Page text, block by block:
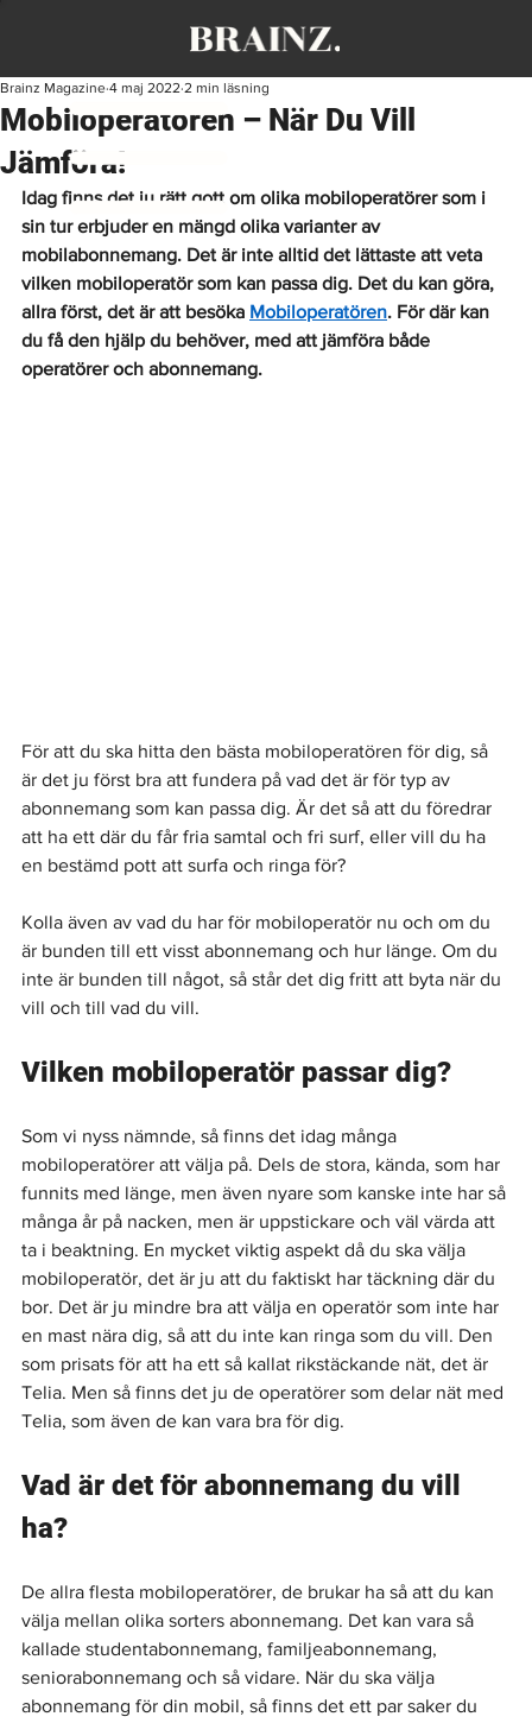
Mobiloperatören – När Du Vill
Jämföra!
Brainz Magazine 4 maj 2022 2 min läsning
Idag finns det ju rätt gott om olika mobiloperatörer som i
sin tur erbjuder en mängd olika varianter av
mobilabonnemang. Det är inte alltid det lättaste att veta
vilken mobiloperatör som kan passa dig. Det du kan göra,
allra först, det är att besöka Mobiloperatören. För där kan
du få den hjälp du behöver, med att jämföra både
operatörer och abonnemang.
För att du ska hitta den bästa mobiloperatören för dig, så
är det ju först bra att fundera på vad det är för typ av
abonnemang som kan passa dig. Är det så att du föredrar
att ha ett där du får fria samtal och fri surf, eller vill du ha
en bestämd pott att surfa och ringa för?
Kolla även av vad du har för mobiloperatör nu och om du
är bunden till ett visst abonnemang och hur länge. Om du
inte är bunden till något, så står det dig fritt att byta när du
vill och till vad du vill.
Vilken mobiloperatör passar dig?
Som vi nyss nämnde, så finns det idag många
mobiloperatörer att välja på. Dels de stora, kända, som har
funnits med länge, men även nyare som kanske inte har så
många år på nacken, men är uppstickare och väl värda att
ta i beaktning. En mycket viktig aspekt då du ska välja
mobiloperatör, det är ju att du faktiskt har täckning där du
bor. Det är ju mindre bra att välja en operatör som inte har
en mast nära dig, så att du inte kan ringa som du vill. Den
som prisats för att ha ett så kallat rikstäckande nät, det är
Telia. Men så finns det ju de operatörer som delar nät med
Telia, som även de kan vara bra för dig.
Vad är det för abonnemang du vill
ha?
De allra flesta mobiloperatörer, de brukar ha så att du kan
välja mellan olika sorters abonnemang. Det kan vara så
kallade studentabonnemang, familjeabonnemang,
seniorabonnemang och så vidare. När du ska välja
abonnemang för din mobil, så finns det ett par saker du